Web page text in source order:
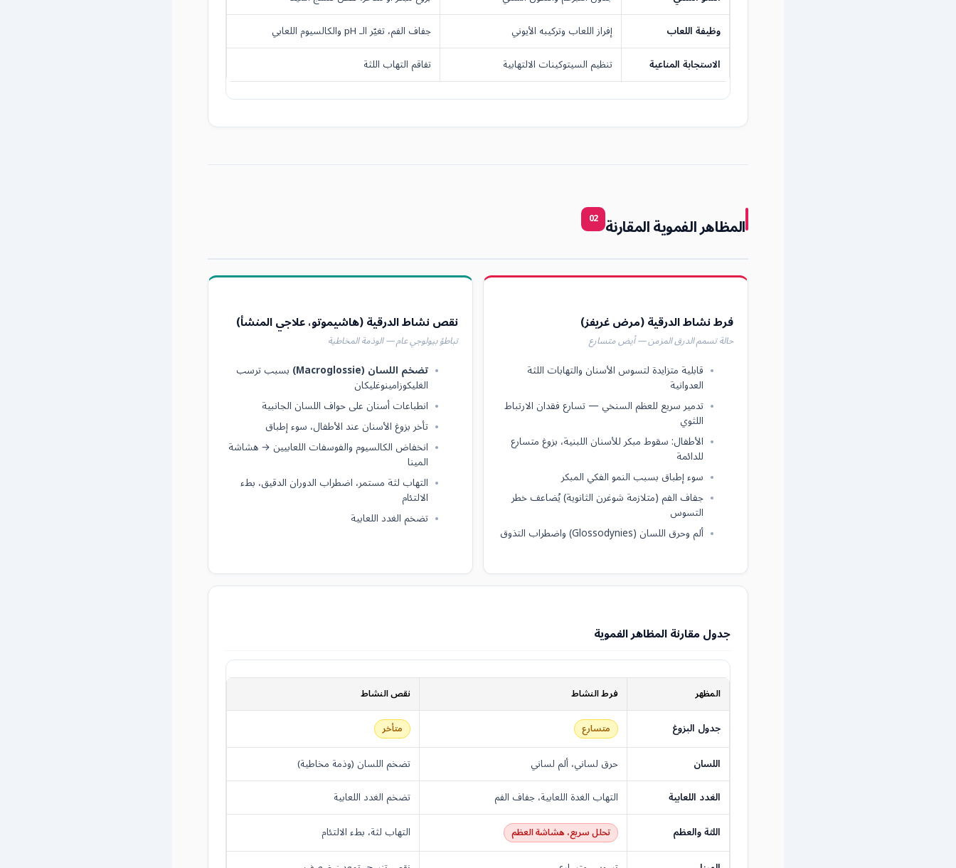
وظيفة اللعاب
إفراز اللعاب وتركيبه الأيوني
جفاف الفم، تغيّر الـ pH والكالسيوم اللعابي
الاستجابة المناعية
تنظيم السيتوكينات الالتهابية تفاقم التهاب اللثة
02 المظاهر الفموية المقارنة
فرط نشاط الدرقية (مرض غريفز)
حالة تسمم الدرق المزمن — أيض متسارع
قابلية متزايدة لتسوس الأسنان والتهابات اللثة
العدوانية
تدمير سريع للعظم السنخي — تسارع فقدان الارتباط
اللثوي
الأطفال: سقوط مبكر للأسنان اللبنية، بزوغ متسارع
للدائمة
سوء إطباق بسبب النمو الفكي المبكر
جفاف الفم (متلازمة شوغرن الثانوية) يُضاعف خطر
التسوس
ألم وحرق اللسان (Glossodynies) واضطراب التذوق
نقص نشاط الدرقية (هاشيموتو، علاجي المنشأ)
تباطؤ بيولوجي عام — الوذمة المخاطية
تضخم اللسان (Macroglossie) بسبب ترسب
الغليكوزامينوغليكان
انطباعات أسنان على حواف اللسان الجانبية
تأخر بزوغ الأسنان عند الأطفال، سوء إطباق
انخفاض الكالسيوم والفوسفات اللعابيين → هشاشة
المينا
التهاب لثة مستمر، اضطراب الدوران الدقيق، بطء
الالتئام
تضخم الغدد اللعابية
جدول مقارنة المظاهر الفموية
المظهر فرط النشاط نقص النشاط
جدول البزوغ متسارع متأخر
اللسان حرق لساني، ألم لساني
تضخم اللسان (وذمة مخاطية)
الغدد اللعابية
التهاب الغدة اللعابية، جفاف الفم
تضخم الغدد اللعابية
اللثة والعظم
تحلل سريع، هشاشة العظم
التهاب لثة، بطء الالتئام